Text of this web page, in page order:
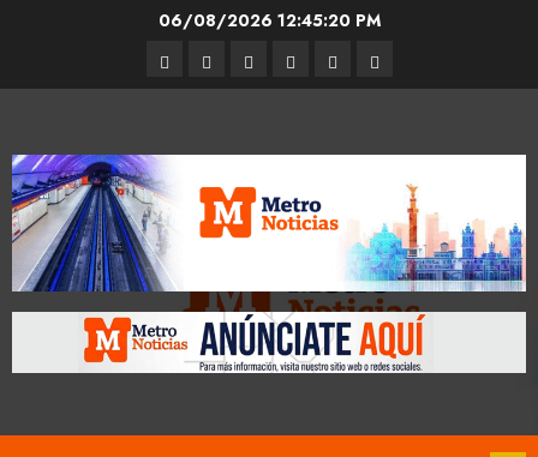
06/08/202612:45:21 PM
Entrevistas
Espectáculos
Movilidad
Metro
CDMX
CulturaOpinión